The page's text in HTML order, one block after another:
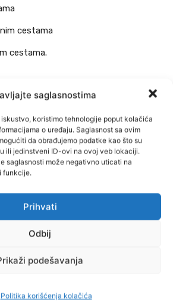
saglasnostima
koristimo tehnologije poput kolačića
o uređaju. Saglasnost sa ovim
da obrađujemo podatke kao što su
ili jedinstveni ID-ovi na ovoj veb lokaciji.
saglasnosti može negativno uticati na
funkcije.
Prihvati
Odbij
podešavanja
Politika korišćenja kolačića
cestama
cestama.
i pet na regionalnim cestama.